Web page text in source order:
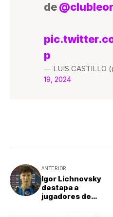
de
p
— LUIS CASTILLO
19, 2024
ANTERIOR
Igor Lichnovsky
destapa a
jugadores de